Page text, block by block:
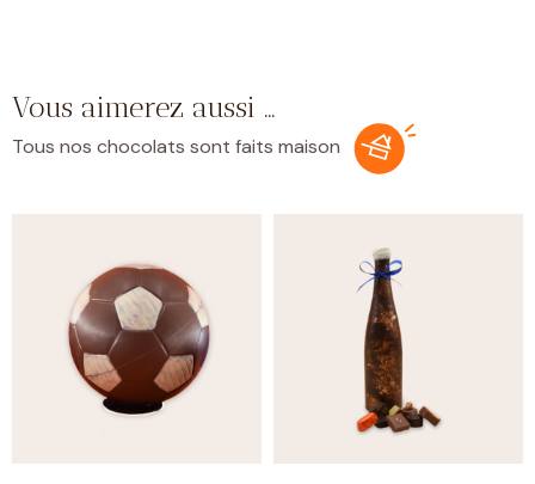
Vous aimerez aussi …
Tous nos chocolats sont faits maison